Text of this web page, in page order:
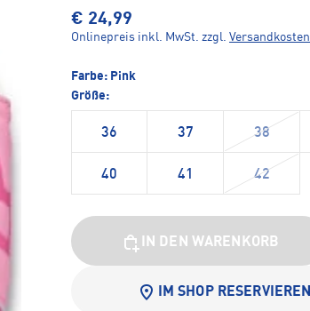
€ 24,99
Onlinepreis inkl. MwSt. zzgl. Versandkosten
Farbe: Pink
Größe:
36 37 38
40 41 42
IN DEN WARENKORB
IM SHOP RESERVIEREN